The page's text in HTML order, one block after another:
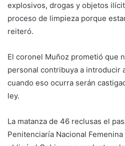
explosivos, drogas y objetos
proceso de limpieza porque
reiteró.
El coronel Muñoz prometió que
personal contribuya a introducir
cuando eso ocurra serán
ley.
La matanza de 46 reclusas el
Penitenciaría Nacional